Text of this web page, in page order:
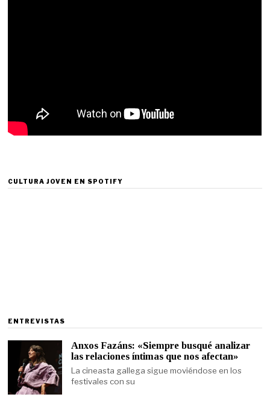
CULTURA JOVEN EN SPOTIFY
ENTREVISTAS
Anxos Fazáns: «Siempre busqué analizar
las relaciones íntimas que nos afectan»
La cineasta gallega sigue moviéndose en los
festivales con su